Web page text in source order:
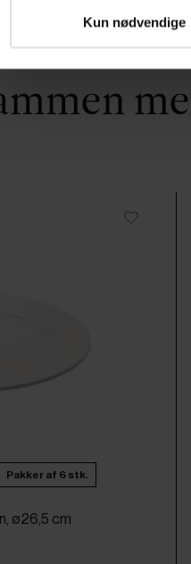
Kun nødvendige
Pakker af 6 stk.
ø26,5 cm